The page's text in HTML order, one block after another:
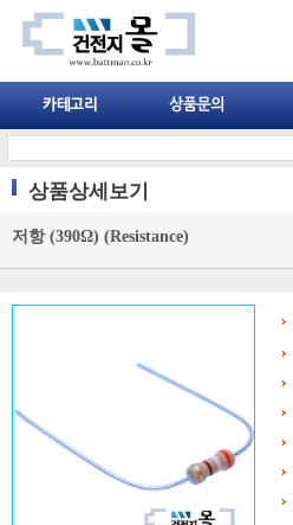
상품상세보기
저항 (390Ω) (Resistance)